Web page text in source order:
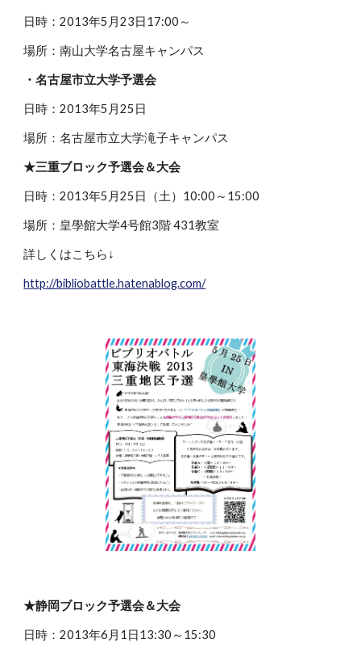
日時：2013年5月23日17:00～
場所：南山大学名古屋キャンパス
・名古屋市立大学予選会
日時：2013年5月25日
場所：名古屋市立大学滝子キャンパス
★三重ブロック予選会＆大会
日時：2013年5月25日（土）10:00～15:00
場所：皇學館大学4号館3階 431教室
詳しくはこちら↓
http://bibliobattle.hatenablog.com/
★静岡ブロック予選会＆大会
日時：2013年6月1日13:30～15:30